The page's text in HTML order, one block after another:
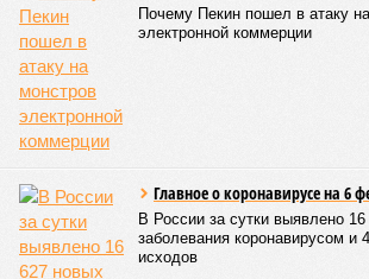
Почему Пекин пошел в атаку
электронной коммерции
Главное о коронавирусе на 6
В России за сутки выявлено
заболевания коронавирусом и
исходов